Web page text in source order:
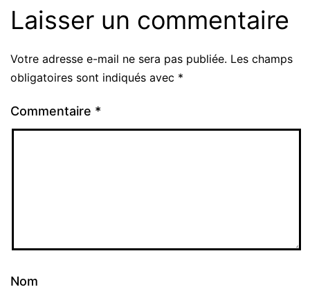
Laisser un commentaire
Votre adresse e-mail ne sera pas publiée. Les champs
obligatoires sont indiqués avec *
Commentaire *
Nom
Alternative: